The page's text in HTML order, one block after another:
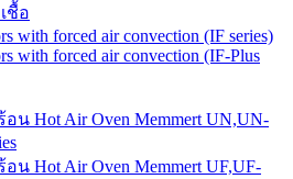
ชื้อ
with forced air convection (IF series)
with forced air convection (IF-Plus
น Hot Air Oven Memmert UN,UN-
น Hot Air Oven Memmert UF,UF-